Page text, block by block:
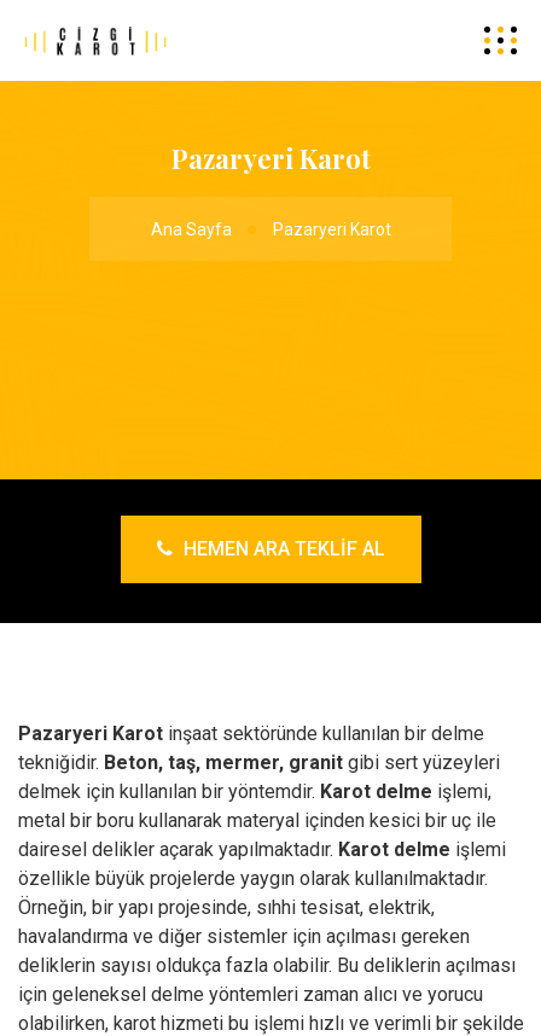
Pazaryeri Karot
Ana Sayfa Pazaryeri Karot
HEMEN ARA TEKLIF AL
Pazaryeri Karot inşaat sektöründe kullanılan bir delme
tekniğidir. Beton, taş, mermer, granit gibi sert yüzeyleri
delmek için kullanılan bir yöntemdir. Karot delme işlemi,
metal bir boru kullanarak materyal içinden kesici bir uç ile
dairesel delikler açarak yapılmaktadır. Karot delme işlemi
özellikle büyük projelerde yaygın olarak kullanılmaktadır.
Örneğin, bir yapı projesinde, sıhhi tesisat, elektrik,
havalandırma ve diğer sistemler için açılması gereken
deliklerin sayısı oldukça fazla olabilir. Bu deliklerin açılması
için geleneksel delme yöntemleri zaman alıcı ve yorucu
olabilirken, karot hizmeti bu işlemi hızlı ve verimli bir şekilde